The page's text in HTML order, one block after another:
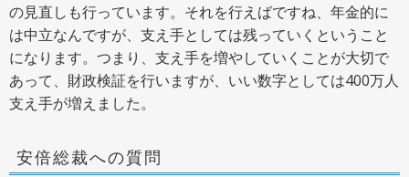
の見直しも行っています。それを行えばですね、年金的に
は中立なんですが、支え手としては残っていくということ
になります。つまり、支え手を増やしていくことが大切で
あって、財政検証を行いますが、いい数字としては400万人
支え手が増えました。
安倍総裁への質問